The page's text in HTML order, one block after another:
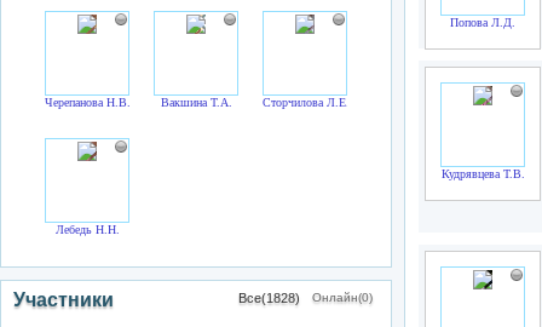
Черепанова Н.В. Вакшина Т.А. Сторчилова Л.Е.
Лебедь Н.Н.
Участники Все(1828) Онлайн(0)
Попова Л.Д.
Кудрявцева Т.В.